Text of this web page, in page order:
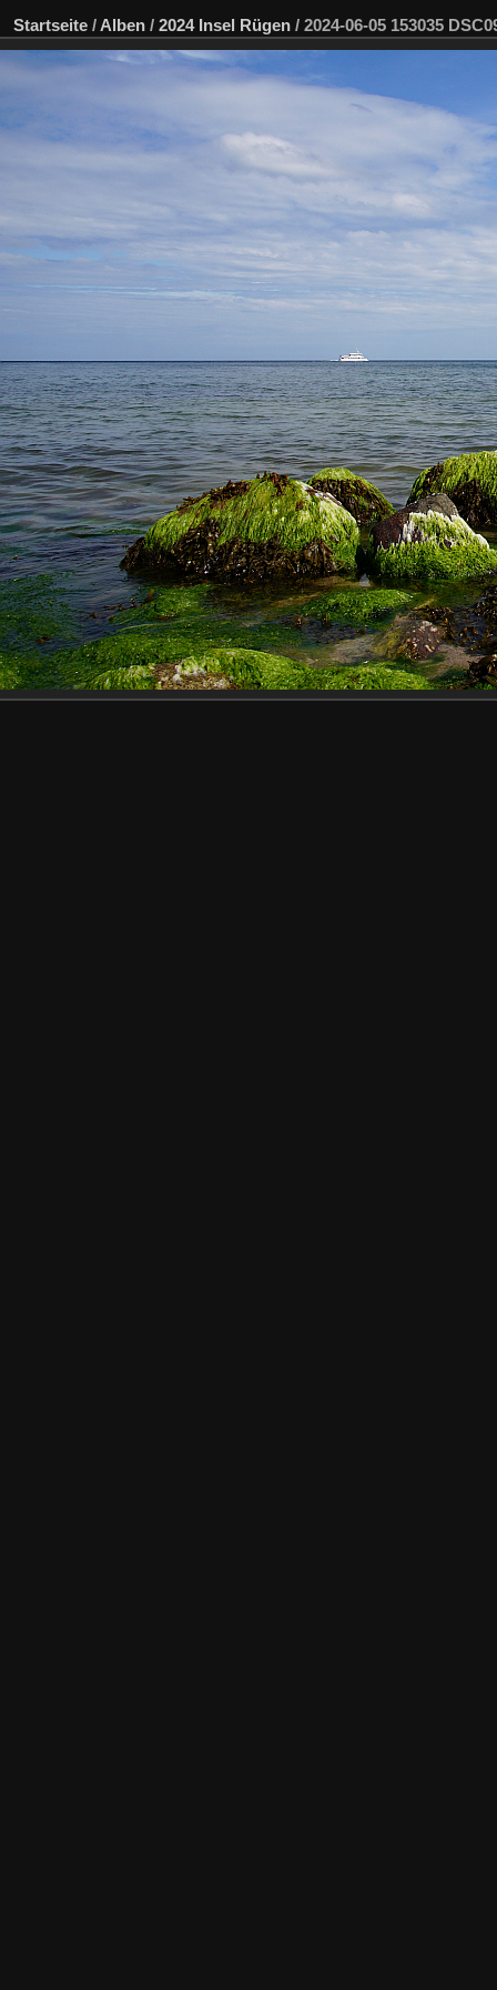
Startseite / Alben / 2024 Insel Rügen / 2024-06-05 153035